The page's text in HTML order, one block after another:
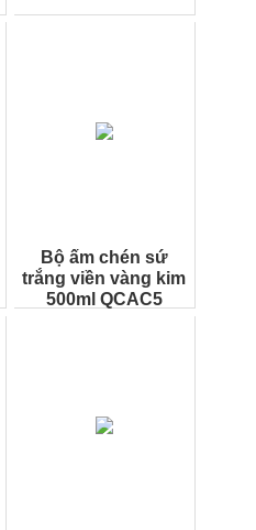
Bộ ấm chén sứ
trắng viền vàng kim
500ml QCAC5